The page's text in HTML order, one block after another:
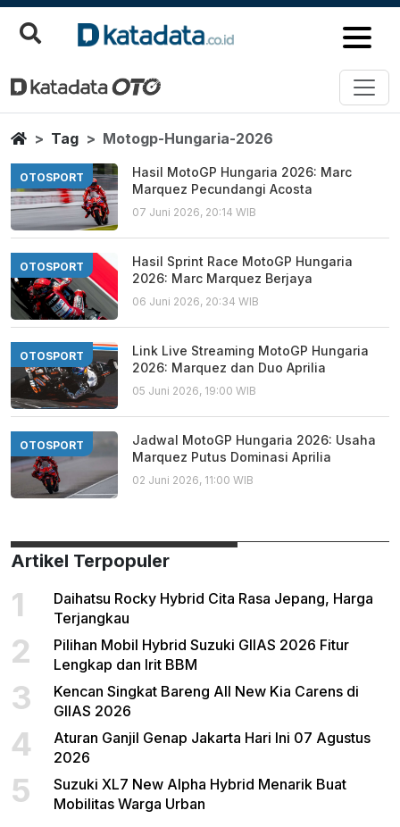
Motogp Hungaria 2026
Berita Terbaru
HomeTag Motogp-Hungaria-2026
OTOSPORT
Hasil MotoGP Hungaria 2026: Marc
Marquez Pecundangi Acosta
07 Juni 2026, 20:14 WIB
OTOSPORT
Hasil Sprint Race MotoGP Hungaria
2026: Marc Marquez Berjaya
06 Juni 2026, 20:34 WIB
OTOSPORT
Link Live Streaming MotoGP Hungaria
2026: Marquez dan Duo Aprilia
05 Juni 2026, 19:00 WIB
OTOSPORT
Jadwal MotoGP Hungaria 2026: Usaha
Marquez Putus Dominasi Aprilia
02 Juni 2026, 11:00 WIB
Artikel Terpopuler
1
Daihatsu Rocky Hybrid Cita Rasa Jepang, Harga
Terjangkau
2
Pilihan Mobil Hybrid Suzuki GIIAS 2026 Fitur
Lengkap dan Irit BBM
3
Kencan Singkat Bareng All New Kia Carens di
GIIAS 2026
4
Aturan Ganjil Genap Jakarta Hari Ini 07 Agustus
2026
5
Suzuki XL7 New Alpha Hybrid Menarik Buat
Mobilitas Warga Urban